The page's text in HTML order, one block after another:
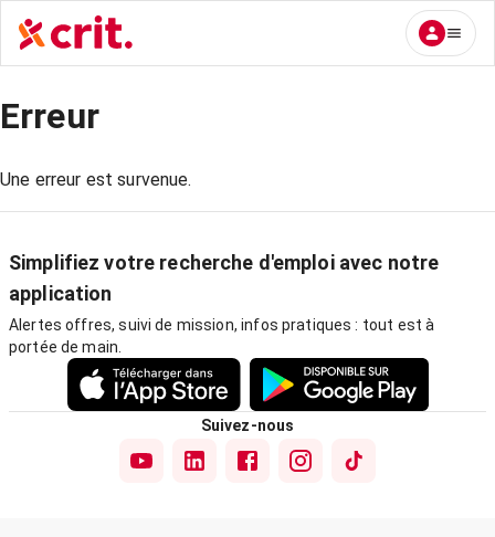
Erreur
Une erreur est survenue.
Simplifiez votre recherche d'emploi avec notre
application
Alertes offres, suivi de mission, infos pratiques : tout est à
portée de main.
Suivez-nous